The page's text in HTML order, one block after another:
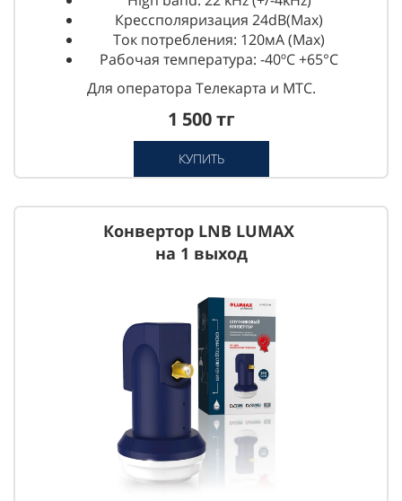
Крессполяризация 24dB(Max)
Ток потребления: 120мА (Max)
Рабочая температура: -40ºС +65°С
Для оператора Телекарта и МТС.
1 500 тг
КУПИТЬ
Конвертор LNB LUMAX
на 1 выход